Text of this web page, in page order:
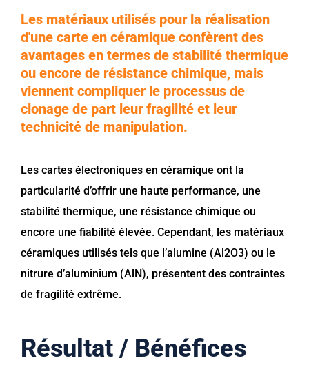
Les matériaux utilisés pour la réalisation
d'une carte en céramique confèrent des
avantages en termes de stabilité thermique
ou encore de résistance chimique, mais
viennent compliquer le processus de
clonage de part leur fragilité et leur
technicité de manipulation.
Les cartes électroniques en céramique ont la
particularité d’offrir une haute performance, une
stabilité thermique, une résistance chimique ou
encore une fiabilité élevée. Cependant, les matériaux
céramiques utilisés tels que l’alumine (Al2O3) ou le
nitrure d’aluminium (AlN), présentent des contraintes
de fragilité extrême.
Résultat / Bénéfices